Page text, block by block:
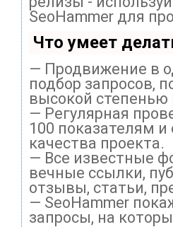
SeoHammer для
Что умеет
— Продвижение в
подбор запросов,
высокой степенью
— Регулярная
100 показателям
качества проекта.
— Все известные
вечные ссылки,
отзывы, статьи,
— SeoHammer
запросы, на